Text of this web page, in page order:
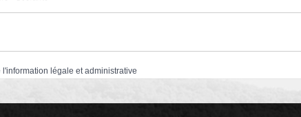
l'information légale et administrative